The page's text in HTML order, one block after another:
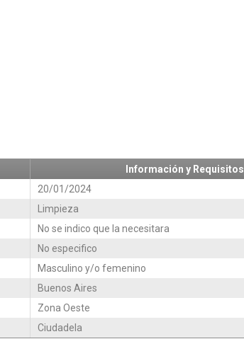
Información y Requisitos
20/01/2024
Limpieza
No se indico que la necesitara
No especifico
Masculino y/o femenino
Buenos Aires
Zona Oeste
Ciudadela